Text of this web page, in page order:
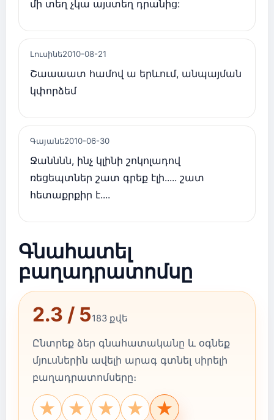
մի տեղ չկա այստեղ դրանից:
Լուսինե2010-08-21
Շաաաատ համով ա երևում, անպայման
կփորձեմ
Գայանե2010-06-30
Ջանննն, ինչ կլինի շոկոլադով
ռեցեպտներ շատ գրեք էլի..... շատ
հետաքրքիր է....
Գնահատել
բաղադրատոմսը
2.3 / 5183 քվե
Ընտրեք ձեր գնահատականը և օգնեք
մյուսներին ավելի արագ գտնել սիրելի
բաղադրատոմսերը։
★
★
★
★
★